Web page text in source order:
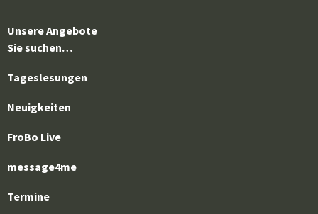
Unsere Angebote
Sie suchen…
Tageslesungen
Neuigkeiten
FroBo Live
message4me
Termine